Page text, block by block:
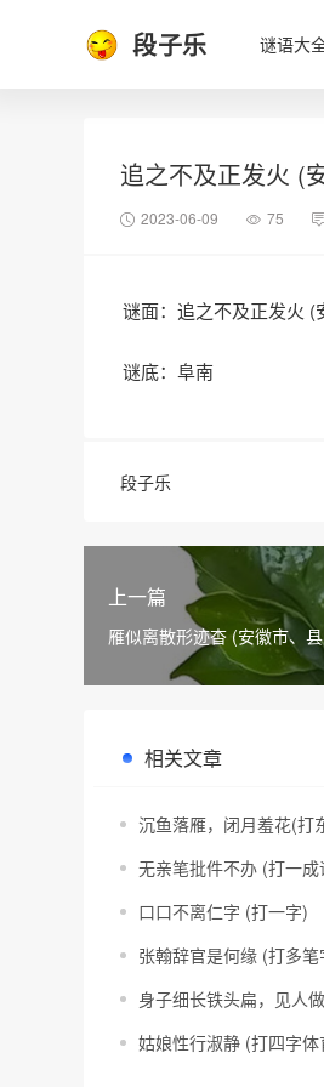
段子乐 谜语大
追之不及正发火 (
2023-06-09 75
谜面：追之不及正发火 (
谜底：阜南
段子乐
上一篇
雁似离散形迹杳 (安徽市、
相关文章
沉鱼落雁，闭月羞花(打
无亲笔批件不办 (打一成
口口不离仁字 (打一字)
张翰辞官是何缘 (打多笔
身子细长铁头扁，见人
姑娘性行淑静 (打四字体